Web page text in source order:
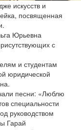
искусств и
посвященная
Юрьевна
с
и студентам
юридической
песни: «Люблю
специальности
руководством
Гарай